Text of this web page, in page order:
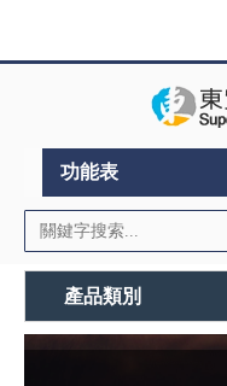
功能表
產品類別